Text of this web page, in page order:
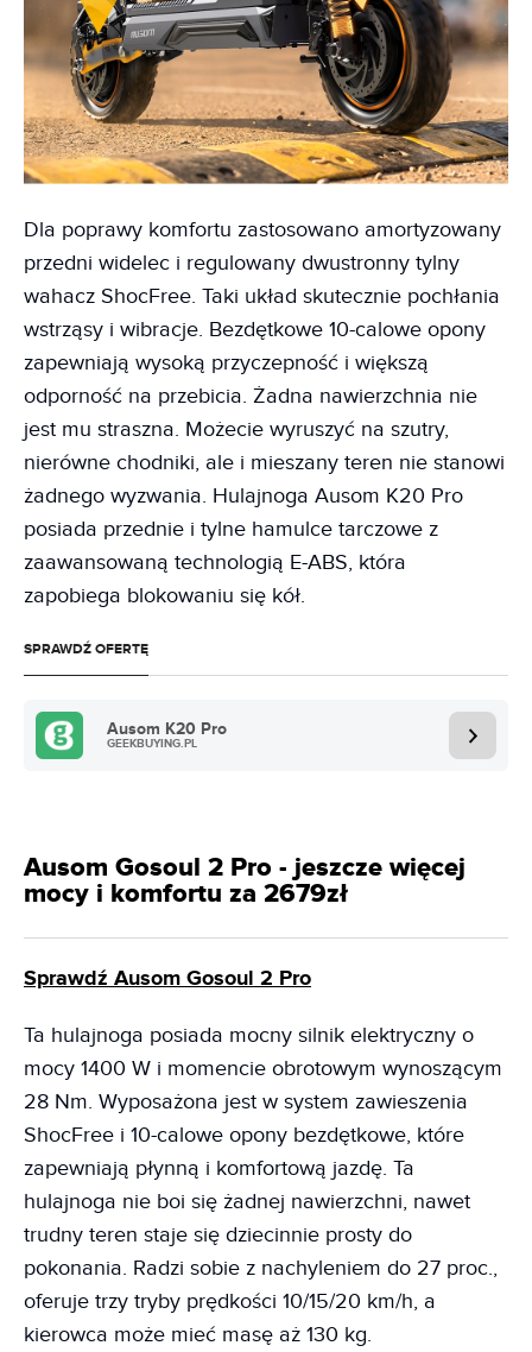
Dla poprawy komfortu zastosowano amortyzowany
przedni widelec i regulowany dwustronny tylny
wahacz ShocFree. Taki układ skutecznie pochłania
wstrząsy i wibracje. Bezdętkowe 10-calowe opony
zapewniają wysoką przyczepność i większą
odporność na przebicia. Żadna nawierzchnia nie
jest mu straszna. Możecie wyruszyć na szutry,
nierówne chodniki, ale i mieszany teren nie stanowi
żadnego wyzwania. Hulajnoga Ausom K20 Pro
posiada przednie i tylne hamulce tarczowe z
zaawansowaną technologią E-ABS, która
zapobiega blokowaniu się kół.
SPRAWDŹ OFERTĘ
Ausom K20 Pro
GEEKBUYING.PL
Ausom Gosoul 2 Pro - jeszcze więcej
mocy i komfortu za 2679zł
Sprawdź Ausom Gosoul 2 Pro
Ta hulajnoga posiada mocny silnik elektryczny o
mocy 1400 W i momencie obrotowym wynoszącym
28 Nm. Wyposażona jest w system zawieszenia
ShocFree i 10-calowe opony bezdętkowe, które
zapewniają płynną i komfortową jazdę. Ta
hulajnoga nie boi się żadnej nawierzchni, nawet
trudny teren staje się dziecinnie prosty do
pokonania. Radzi sobie z nachyleniem do 27 proc.,
oferuje trzy tryby prędkości 10/15/20 km/h, a
kierowca może mieć masę aż 130 kg.